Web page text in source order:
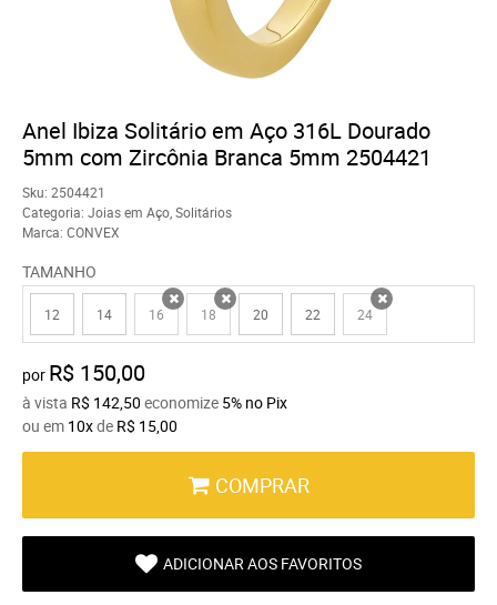
Anel Ibiza Solitário em Aço 316L Dourado
5mm com Zircônia Branca 5mm 2504421
Sku: 2504421
Categoria: Joias em Aço Solitários
Marca: CONVEX
TAMANHO
12 14 16x 18x 20 22 24x
por R$ 150,00
à vista R$ 142,50 economize 5% no Pix
ou em 10xde R$ 15,00
COMPRAR
ADICIONAR AOS FAVORITOS